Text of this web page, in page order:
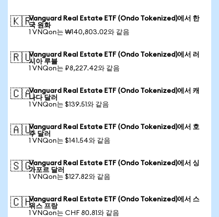
🇰🇷Vanguard Real Estate ETF (Ondo Tokenized)에서 한
국 원화
1 VNQon는 ₩140,803.02와 같음
🇷🇺Vanguard Real Estate ETF (Ondo Tokenized)에서 러
시아 루블
1 VNQon는 ₽8,227.42와 같음
🇨🇦Vanguard Real Estate ETF (Ondo Tokenized)에서 캐
나다 달러
1 VNQon는 $139.51와 같음
🇦🇺Vanguard Real Estate ETF (Ondo Tokenized)에서 호
주 달러
1 VNQon는 $141.54와 같음
🇸🇬Vanguard Real Estate ETF (Ondo Tokenized)에서 싱
가포르 달러
1 VNQon는 $127.82와 같음
🇨🇭Vanguard Real Estate ETF (Ondo Tokenized)에서 스
위스 프랑
1 VNQon는 CHF 80.81와 같음